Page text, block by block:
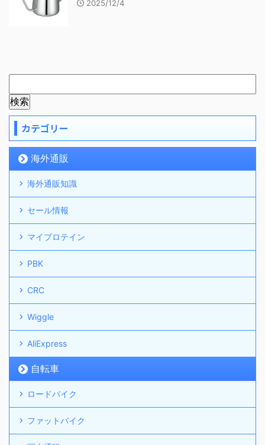
2025/12/4
カテゴリー
海外通販
海外通販知識
セール情報
マイプロテイン
PBK
CRC
Wiggle
AliExpress
自転車
ロードバイク
ファットバイク